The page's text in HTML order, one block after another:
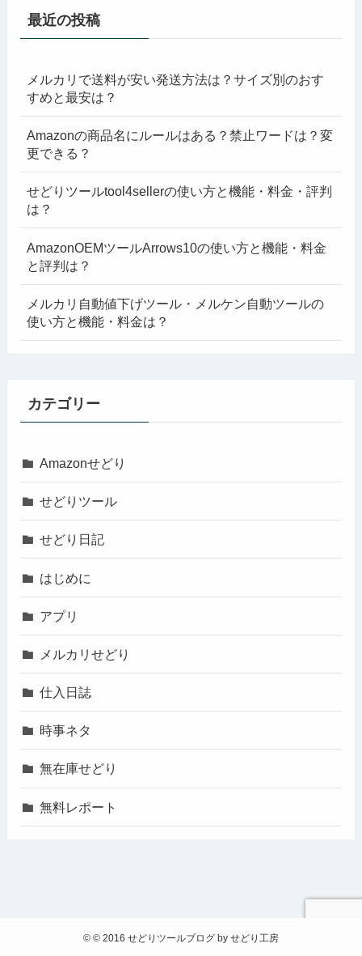
最近の投稿
メルカリで送料が安い発送方法は？サイズ別のおす
すめと最安は？
Amazonの商品名にルールはある？禁止ワードは？変
更できる？
せどりツールtool4sellerの使い方と機能・料金・評判
は？
AmazonOEMツールArrows10の使い方と機能・料金
と評判は？
メルカリ自動値下げツール・メルケン自動ツールの
使い方と機能・料金は？
カテゴリー
Amazonせどり
せどりツール
せどり日記
はじめに
アプリ
メルカリせどり
仕入日誌
時事ネタ
無在庫せどり
無料レポート
© © 2016 せどりツールブログ by せどり工房